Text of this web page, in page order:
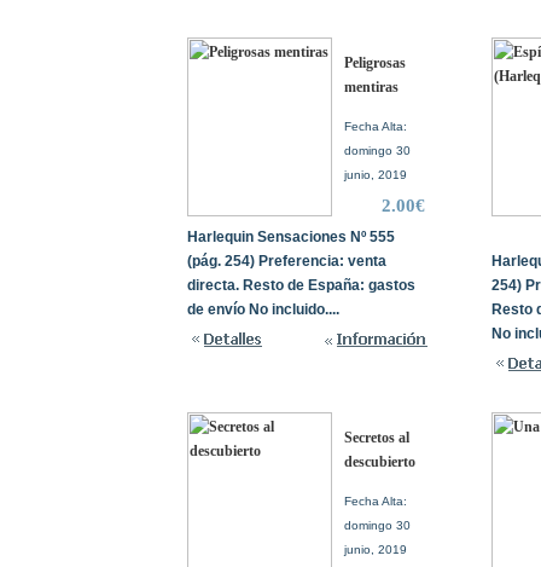
Peligrosas
mentiras
Fecha Alta:
domingo 30
junio, 2019
2.00€
Harlequin Sensaciones Nº 555
(pág. 254) Preferencia: venta
directa. Resto de España: gastos
de envío No incluido....
254)
Resto
No
Secretos al
descubierto
Fecha Alta:
domingo 30
junio, 2019